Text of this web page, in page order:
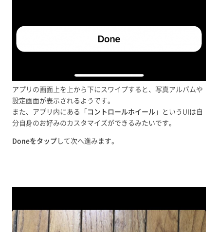
アプリの画面上を上から下にスワイプすると、写真アルバムや
設定画面が表示されるようです。
また、アプリ内にある「 コントロールホイール 」というUIは自
分自身のお好みのカスタマイズができるみたいです。
Doneをタップ して次へ進みます。